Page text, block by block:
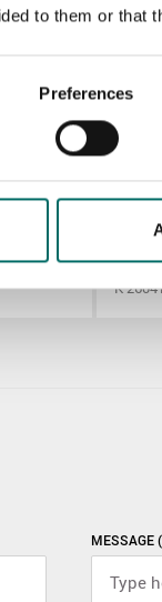
to them or
Preferences
K
MESSAGE